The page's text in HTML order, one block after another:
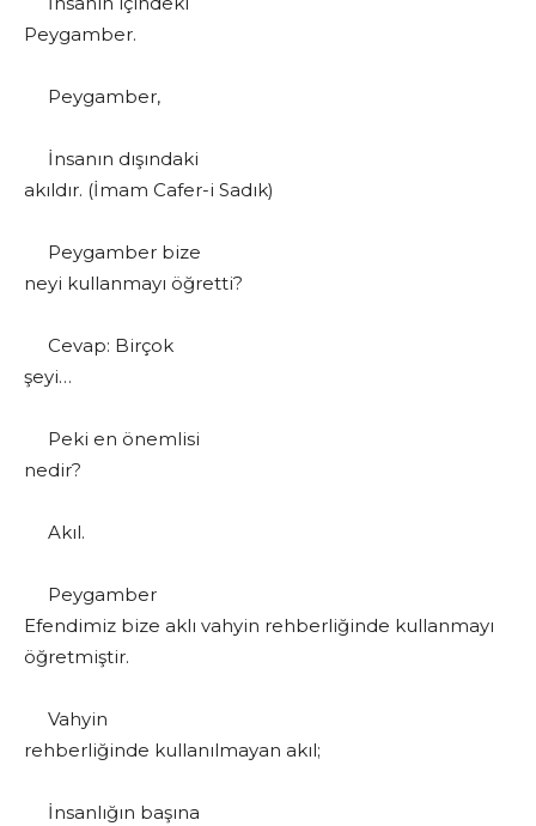
Peygamber.
Peygamber,
İnsanın dışındaki
akıldır. (İmam Cafer-i Sadık)
Peygamber bize
neyi kullanmayı öğretti?
Cevap: Birçok
şeyi…
Peki en önemlisi
nedir?
Akıl.
Peygamber
Efendimiz bize aklı vahyin rehberliğinde kullanmayı
öğretmiştir.
Vahyin
rehberliğinde kullanılmayan akıl;
İnsanlığın başına